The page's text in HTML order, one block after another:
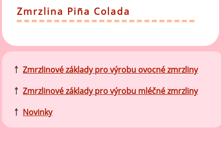
Zmrzlina Piña Colada
￪ Zmrzlinové základy pro výrobu ovocné zmrzliny
￪ Zmrzlinové základy pro výrobu mléčné zmrzliny
￪ Novinky